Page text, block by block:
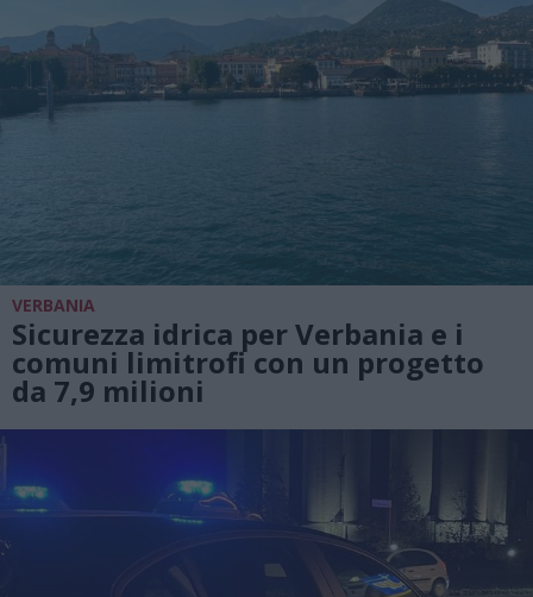
VERBANIA
Sicurezza idrica per Verbania e i
comuni limitrofi con un progetto
da 7,9 milioni